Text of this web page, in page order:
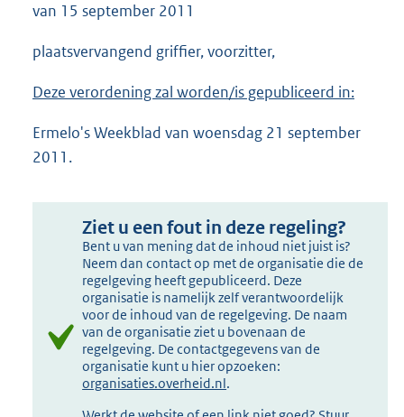
van 15 september 2011
plaatsvervangend griffier, voorzitter,
Deze verordening zal worden/is gepubliceerd in:
Ermelo's Weekblad van woensdag 21 september
2011.
Ziet u een fout in deze regeling?
Bent u van mening dat de inhoud niet juist is?
Neem dan contact op met de organisatie die de
regelgeving heeft gepubliceerd. Deze
organisatie is namelijk zelf verantwoordelijk
voor de inhoud van de regelgeving. De naam
van de organisatie ziet u bovenaan de
regelgeving. De contactgegevens van de
organisatie kunt u hier opzoeken:
organisaties.overheid.nl.